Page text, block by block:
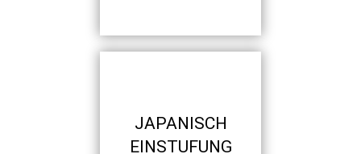
JAPANISCH
EINSTUFUNG